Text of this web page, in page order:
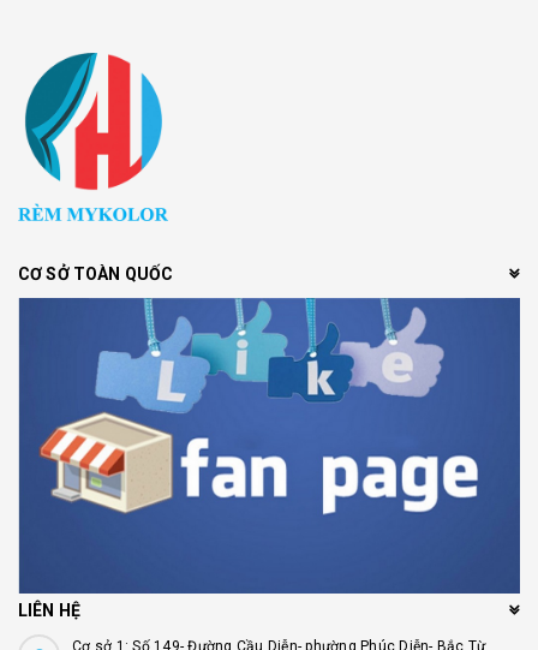
CƠ SỞ TOÀN QUỐC
LIÊN HỆ
Cơ sở 1: Số 149- Đường Cầu Diễn- phường Phúc Diễn- Bắc Từ